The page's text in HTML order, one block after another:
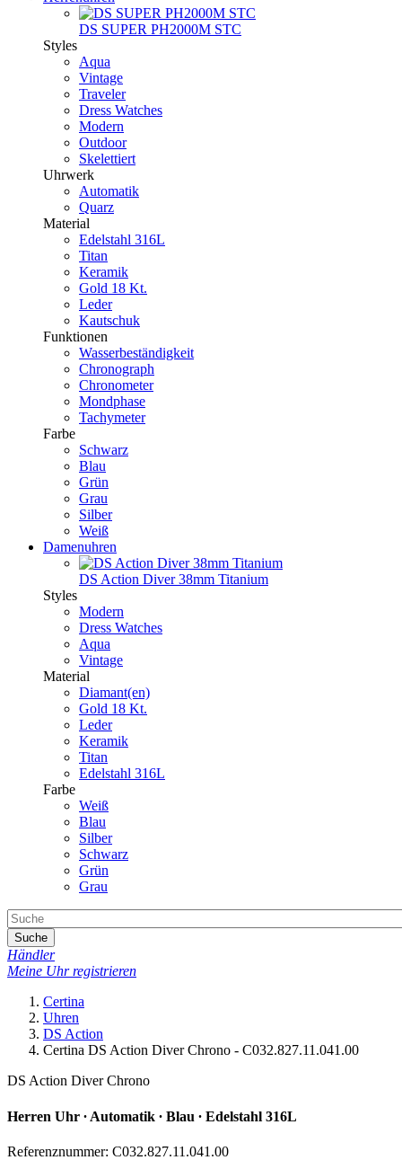
DS SUPER PH2000M STC
Styles
Aqua
Vintage
Traveler
Dress Watches
Modern
Outdoor
Skelettiert
Uhrwerk
Automatik
Quarz
Material
Edelstahl 316L
Titan
Keramik
Gold 18 Kt.
Leder
Kautschuk
Funktionen
Wasserbeständigkeit
Chronograph
Chronometer
Mondphase
Tachymeter
Farbe
Schwarz
Blau
Grün
Grau
Silber
Weiß
Damenuhren
DS Action Diver 38mm Titanium
Styles
Modern
Dress Watches
Aqua
Vintage
Material
Diamant(en)
Gold 18 Kt.
Leder
Keramik
Titan
Edelstahl 316L
Farbe
Weiß
Blau
Silber
Schwarz
Grün
Grau
Suche
Händler
Meine Uhr registrieren
Certina
Uhren
DS Action
Certina DS Action Diver Chrono - C032.827.11.041.00
DS Action Diver Chrono
Herren Uhr ∙ Automatik ∙ Blau ∙ Edelstahl 316L
Referenznummer: C032.827.11.041.00